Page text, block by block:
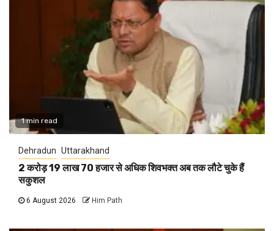
1 min read
Dehradun Uttarakhand
2 करोड़ 19 लाख 70 हजार से अधिक शिवभक्त अब तक लौटे चुके हैं
सकुशल
6 August 2026 Him Path